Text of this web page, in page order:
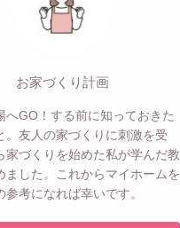
お家づくり計画
へGO！する前に知っておきた
。友人の家づくりに刺激を受
家づくりを始めた私が学んだ教
ました。これからマイホームを
参考になれば幸いです。